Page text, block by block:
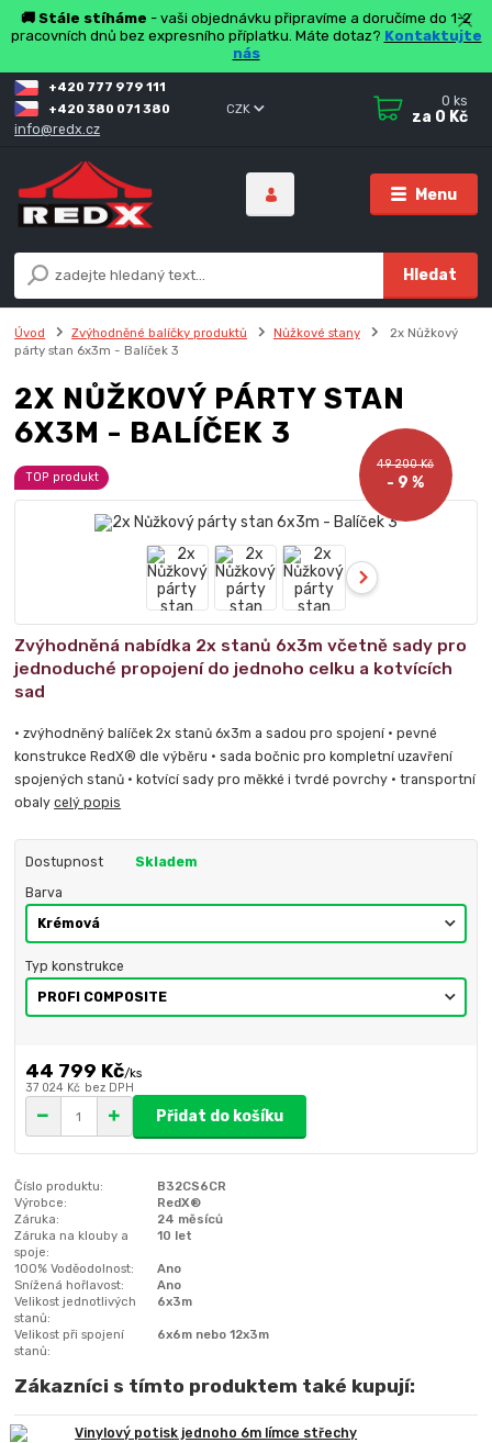
🚚 Stále stíháme - vaši objednávku připravíme a doručíme do 1-2
pracovních dnů bez expresního příplatku. Máte dotaz? Kontaktujte
nás
Menu
CZK
Hledat
+420 777 979 111
+420 380 071 380
info@redx.cz
0 ks
za 0 Kč
Úvod Zvýhodněné balíčky produktů Nůžkové stany
2x Nůžkový
párty stan 6x3m - Balíček 3
2X NŮŽKOVÝ PÁRTY STAN
6X3M - BALÍČEK 3
TOP produkt
49 200 Kč
- 9 %
Zvýhodněná nabídka 2x stanů 6x3m včetně sady pro
jednoduché propojení do jednoho celku a kotvících
sad
• zvýhodněný balíček 2x stanů 6x3m a sadou pro spojení • pevné
konstrukce RedX® dle výběru • sada bočnic pro kompletní uzavření
spojených stanů • kotvící sady pro měkké i tvrdé povrchy • transportní
obalycelý popis
Dostupnost Skladem
Barva
Typ konstrukce
44 799 Kč/ks
37 024 Kč bez DPH
Přidat do košíku
Číslo produktu:
B32CS6CR
Výrobce:
RedX®
Záruka:
24 měsíců
Záruka na klouby a
spoje:
10 let
100% Voděodolnost:
Ano
Snížená hořlavost:
Ano
Velikost jednotlivých
stanů:
6x3m
Velikost při spojení
stanů:
6x6m nebo 12x3m
Zákazníci s tímto produktem také kupují:
Vinylový potisk jednoho 6m límce střechy